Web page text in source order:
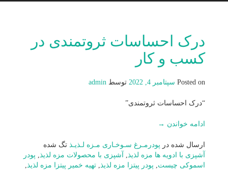
درک احساسات ثروتمندی در
کسب و کار
Posted on سپتامبر 4, 2022 توسط admin
“درک احساسات ثروتمندی”
ادامه خواندن →
ارسال شده در پودرمـرغ سـوخـاری مـزه لـذیـذ تگ شده
آشپزی با ادویه ها مزه لذیذ, آشپزی با محصولات مزه لذیذ, پودر
اسموکی چیست, پودر پیتزا مزه لذیذ, تهیه خمیر پیتزا مزه لذیذ,